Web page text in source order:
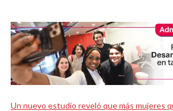
Un nuevo estudio reveló que más mujeres